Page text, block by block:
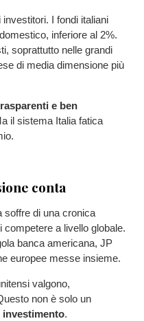
I fondi italiani
inferiore al 2%.
soprattutto nelle grandi
di media dimensione più
e ben
il sistema Italia fatica
conta
soffre di una cronica
a livello globale.
banca americana, JP
europee messe insieme.
valgono,
non è solo un
investimento.